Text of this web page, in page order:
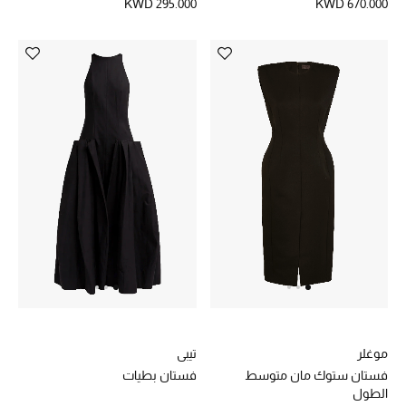
أحذية النسائية
تشكيلة الأحذية
أحذية للأطفال
أبرز المصممين
KWD 670.000
KWD 295.000
موغلر
فستان ستوك مان متوسط
الطول
تيبي
فستان بطيات